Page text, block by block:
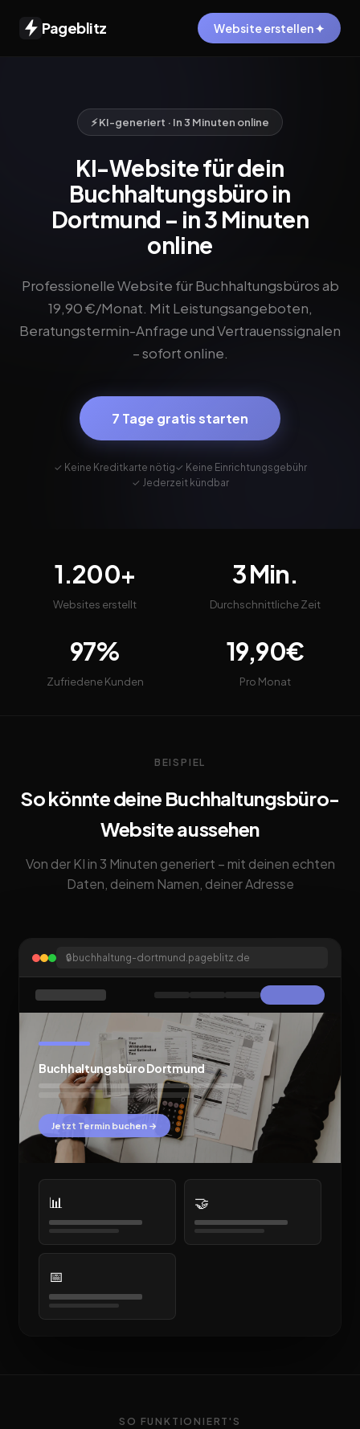
Pageblitz Website erstellen ✦
⚡ KI-generiert · In 3 Minuten online
KI-Website für dein
Buchhaltungsbüro in
Dortmund – in 3 Minuten
online
Professionelle Website für Buchhaltungsbüros ab
19,90 €/Monat. Mit Leistungsangeboten,
Beratungstermin-Anfrage und Vertrauenssignalen
– sofort online.
7 Tage gratis starten
✓ Keine Kreditkarte nötig✓ Keine Einrichtungsgebühr
✓ Jederzeit kündbar
1.200+
Websites erstellt
3 Min.
Durchschnittliche Zeit
97%
Zufriedene Kunden
19,90€
Pro Monat
BEISPIEL
So könnte deine Buchhaltungsbüro-
Website aussehen
Von der KI in 3 Minuten generiert – mit deinen echten
Daten, deinem Namen, deiner Adresse
🔒 buchhaltung-dortmund.pageblitz.de
Buchhaltungsbüro Dortmund
Jetzt Termin buchen →
📊 🤝
📅
SO FUNKTIONIERT'S